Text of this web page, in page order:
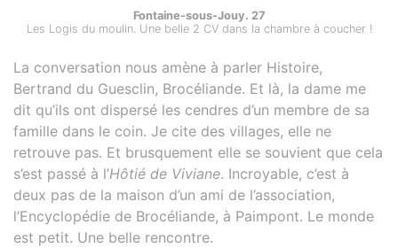
Fontaine-sous-Jouy. 27
Les Logis du moulin. Une belle 2 CV dans la chambre à coucher !
La conversation nous amène à parler Histoire,
Bertrand du Guesclin, Brocéliande. Et là, la dame me
dit qu’ils ont dispersé les cendres d’un membre de sa
famille dans le coin. Je cite des villages, elle ne
retrouve pas. Et brusquement elle se souvient que cela
s’est passé à l’Hôtié de Viviane. Incroyable, c’est à
deux pas de la maison d’un ami de l’association,
l’Encyclopédie de Brocéliande, à Paimpont. Le monde
est petit. Une belle rencontre.